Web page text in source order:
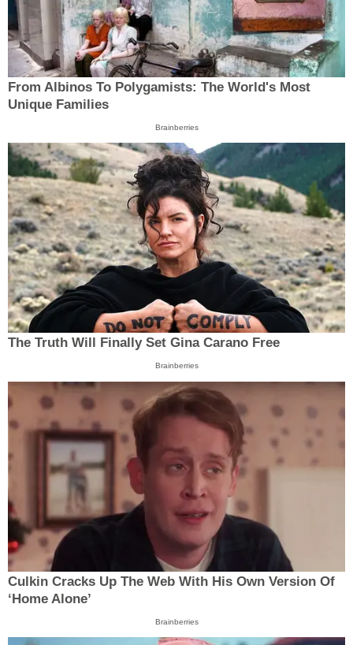
From Albinos To Polygamists: The World's Most
Unique Families
Brainberries
The Truth Will Finally Set Gina Carano Free
Brainberries
Culkin Cracks Up The Web With His Own Version Of
‘Home Alone’
Brainberries